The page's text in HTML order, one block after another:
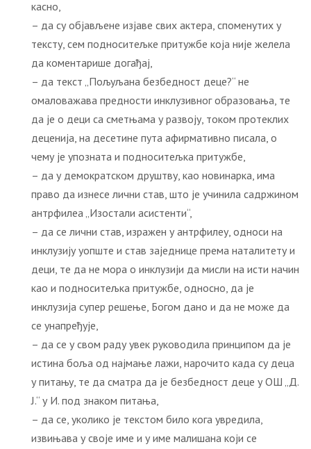
касно,
– да су објављене изјаве свих актера, споменутих у
тексту, сем подноситељке притужбе која није желела
да коментарише догађај,
– да текст „Пољуљана безбедност деце?“ не
омаловажава предности инклузивног образовања, те
да је о деци са сметњама у развоју, током протеклих
деценија, на десетине пута афирмативно писала, о
чему је упозната и подноситељка притужбе,
– да у демократском друштву, као новинарка, има
право да изнесе лични став, што је учинила садржином
антрфилеа „Изостали асистенти“,
– да се лични став, изражен у антрфилеу, односи на
инклузију уопште и став заједнице према наталитету и
деци, те да не мора о инклузији да мисли на исти начин
као и подноситељка притужбе, односно, да је
инклузија супер решење, Богом дано и да не може да
се унапређује,
– да се у свом раду увек руководила принципом да је
истина боља од најмање лажи, нарочито када су деца
у питању, те да сматра да је безбедност деце у ОШ „Д.
Ј.“ у И. под знаком питања,
– да се, уколико је текстом било кога увредила,
извињава у своје име и у име малишана који се